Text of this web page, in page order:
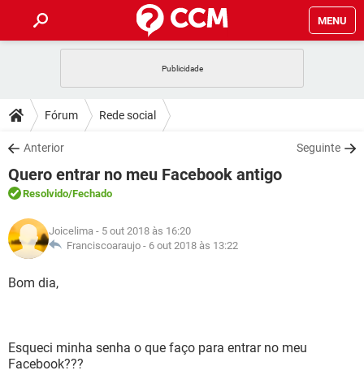
MENU
CELULAR
OUTLOOK
INSTAGRAM GMAIL
GUIA DE COMPRAS
DICAS
JOGOS
OUTLOOK
INSTAGRAM
GUIA DE COMPRAS
DOWNLOADS
JOGOS WHATSAPP
CELULAR
OUTLOOK
INSTAGRAM
GUIA DE COMPRAS
FÓRUM
JOGOS
CELULAR FACEBOOK
GLOSSÁRIO
JOGOS
CELULAR
INSTAGRAM
GUIA DE COMPRAS
Fórum Rede social
Anterior Seguinte
Quero entrar no meu Facebook antigo
Resolvido/Fechado
Joicelima - 5 out 2018 às 16:20
Franciscoaraujo - 6 out 2018 às 13:22
Bom dia,
Esqueci minha senha o que faço para entrar no meu
Facebook???